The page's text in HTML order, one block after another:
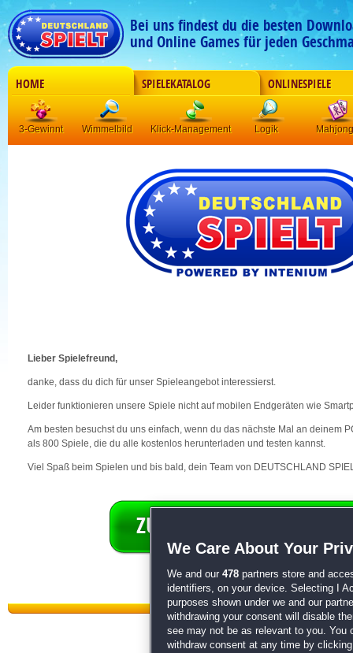
Bei uns findest du die besten
und Online Games für jeden
HOME SPIELEKATALOG ONLINESPIELE
3-Gewinnt Wimmelbild Klick-Management Logik Mahjong
Lieber Spielefreund,
danke, dass du dich für unser Spieleangebot interessierst.
Leider funktionieren unsere Spiele nicht auf mobilen Endgeräten wie
Am besten besuchst du uns einfach, wenn du das nächste Mal an deinem
als 800 Spiele, die du alle kostenlos herunterladen und testen kannst.
Viel Spaß beim Spielen und bis bald, dein Team von DEUTSCHLAND
We Care About Your
We and our 478 partners store and
identifiers, on your device. Selecting I
purposes shown under we and our
withdrawing your consent will disable
see may not be as relevant to you. You
withdraw consent at any time by